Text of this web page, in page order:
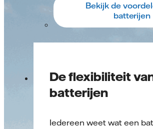
Bekijk de
batterijen
De flexibiliteit
batterijen
Iedereen weet wat een